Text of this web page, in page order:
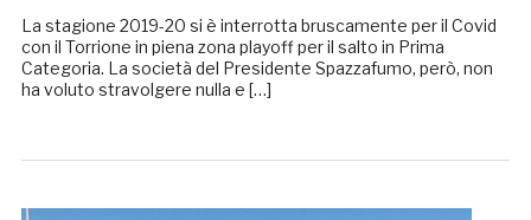
La stagione 2019-20 si è interrotta bruscamente per il Covid
con il Torrione in piena zona playoff per il salto in Prima
Categoria. La società del Presidente Spazzafumo, però, non
ha voluto stravolgere nulla e […]